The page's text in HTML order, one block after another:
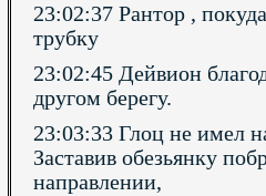
23:02:37 Рантор ,
трубку
23:02:45 Дейвион
другом берегу.
23:03:33 Глоц не имел
Заставив обезьянку
направлении,